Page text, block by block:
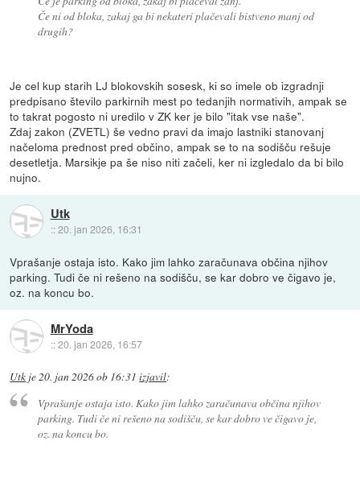
Če ni od bloka, zakaj ga bi nekateri plačevali bistveno manj od
drugih?
Je cel kup starih LJ blokovskih sosesk, ki so imele ob izgradnji
predpisano število parkirnih mest po tedanjih normativih, ampak se
to takrat pogosto ni uredilo v ZK ker je bilo "itak vse naše".
Zdaj zakon (ZVETL) še vedno pravi da imajo lastniki stanovanj
načeloma prednost pred občino, ampak se to na sodišču rešuje
desetletja. Marsikje pa še niso niti začeli, ker ni izgledalo da bi bilo
nujno.
Utk
::20. jan 2026, 16:31
Vprašanje ostaja isto. Kako jim lahko zaračunava občina njihov
parking. Tudi če ni rešeno na sodišču, se kar dobro ve čigavo je,
oz. na koncu bo.
MrYoda
::20. jan 2026, 16:57
Utk je20. jan 2026 ob 16:31 izjavil:
Vprašanje ostaja isto. Kako jim lahko zaračunava občina njihov
parking. Tudi če ni rešeno na sodišču, se kar dobro ve čigavo je,
oz. na koncu bo.